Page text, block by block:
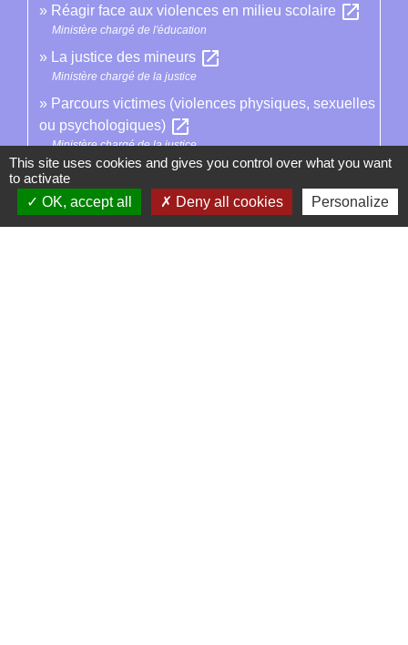
Réagir face aux violences en milieu scolaire open_in_new
Ministère chargé de l'éducation
La justice des mineurs open_in_new
Ministère chargé de la justice
Parcours victimes (violences physiques, sexuelles
ou psychologiques) open_in_new
Ministère chargé de la justice
Signaler une erreur sur cette page
This site uses cookies and gives you control over what you want
to activate
OK, accept all
Deny all cookies Personalize